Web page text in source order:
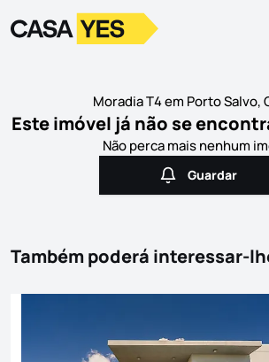
LogoIr para a homepage
Moradia T4 em Porto Salvo,
Este imóvel já não se
Não perca mais nenhum
Guardar
Guardar
Também poderá interessar-